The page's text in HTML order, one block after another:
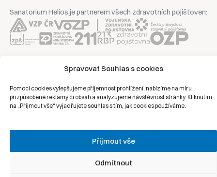
Spravovat Souhlas s cookies
Pomocí cookies vylepšujeme příjemnost prohlížení, nabízíme na míru
přizpůsobené reklamy či obsah a analyzujeme návštěvnost stránky. Kliknutím
na „Přijmout vše“ vyjadřujete souhlas s tím, jak cookies používáme.
Přijmout vše
Odmítnout
Sanatorium Helios je partnerem všech zdravotních pojišťoven:
Copyright © 2026 | Všechna práva vyhrazena | Sanatorium Helios
Ochrana osobních údajů
Právní prohlášení